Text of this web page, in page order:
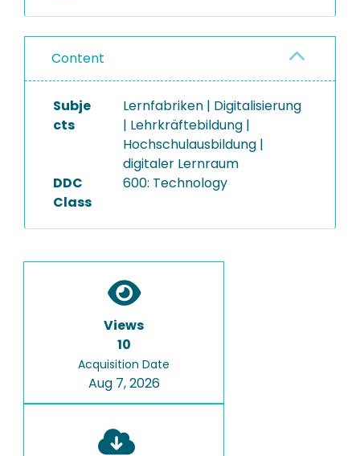
Content
Subje
cts
Lernfabriken | Digitalisierung
| Lehrkräftebildung |
Hochschulausbildung |
digitaler Lernraum
DDC
Class
600: Technology
Views
10
Acquisition Date
Aug 7, 2026